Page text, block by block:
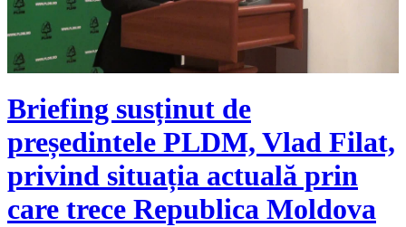
Video
Briefing susținut de
președintele PLDM, Vlad Filat,
privind situația actuală prin
care trece Republica Moldova